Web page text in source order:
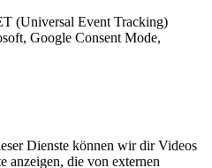
(Universal Event Tracking)
Google Consent Mode,
Dienste können wir dir Videos
anzeigen, die von externen